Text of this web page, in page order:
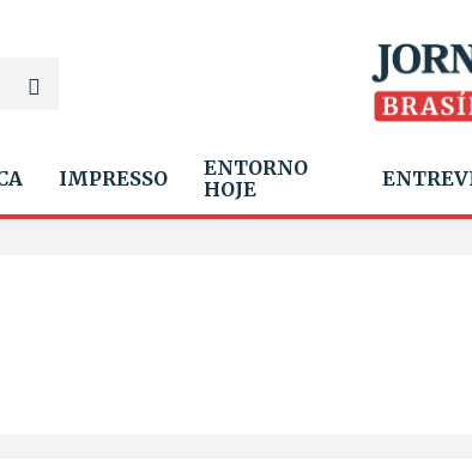
IMPRESSO
ENTORNO
HOJE